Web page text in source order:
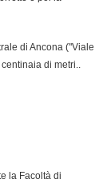
di Ancona ("Viale
di metri..
la Facoltà di